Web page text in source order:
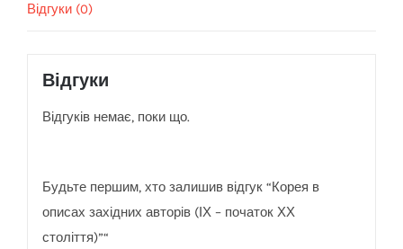
ХХ
Відгуки (0)
Відгуки
Відгуків немає, поки що.
Будьте першим, хто залишив відгук “Корея в
описах західних авторів (ІХ – початок ХХ
століття)”“